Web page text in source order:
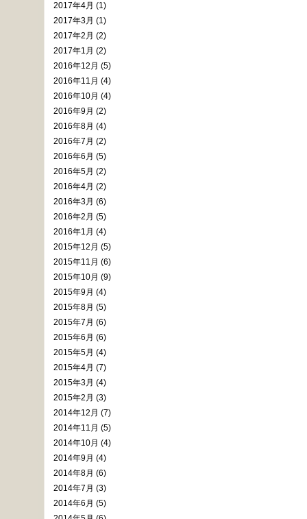
2017年4月 (1)
2017年3月 (1)
2017年2月 (2)
2017年1月 (2)
2016年12月 (5)
2016年11月 (4)
2016年10月 (4)
2016年9月 (2)
2016年8月 (4)
2016年7月 (2)
2016年6月 (5)
2016年5月 (2)
2016年4月 (2)
2016年3月 (6)
2016年2月 (5)
2016年1月 (4)
2015年12月 (5)
2015年11月 (6)
2015年10月 (9)
2015年9月 (4)
2015年8月 (5)
2015年7月 (6)
2015年6月 (6)
2015年5月 (4)
2015年4月 (7)
2015年3月 (4)
2015年2月 (3)
2014年12月 (7)
2014年11月 (5)
2014年10月 (4)
2014年9月 (4)
2014年8月 (6)
2014年7月 (3)
2014年6月 (5)